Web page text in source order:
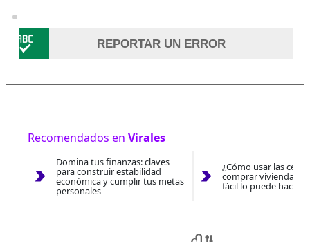
REPORTAR UN ERROR
Recomendados en Virales
Domina tus finanzas: claves
para construir estabilidad
económica y cumplir tus metas
personales
¿Cómo usar las
comprar vivienda
fácil lo puede hacer